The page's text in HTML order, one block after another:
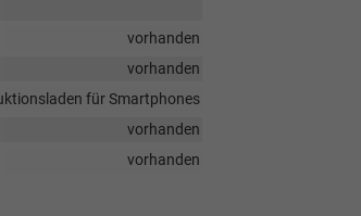
vorhanden
vorhanden
für Smartphones
vorhanden
vorhanden